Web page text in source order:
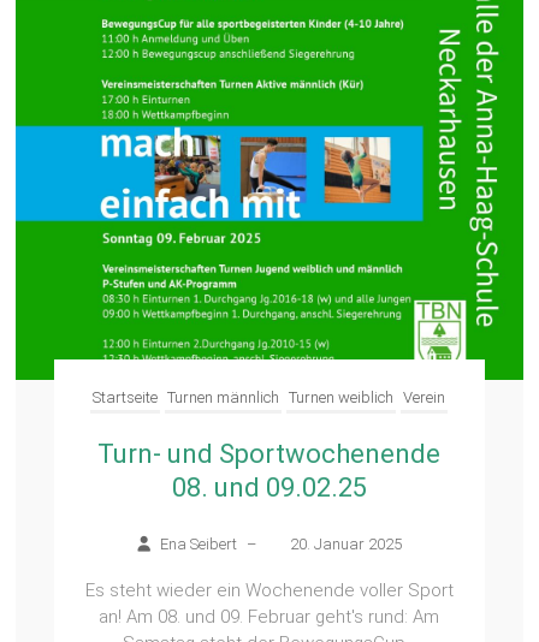
Startseite Turnen männlich Turnen weiblich Verein
Turn- und Sportwochenende
08. und 09.02.25
Ena Seibert – 20. Januar 2025
Es steht wieder ein Wochenende voller Sport
an! Am 08. und 09. Februar geht's rund: Am